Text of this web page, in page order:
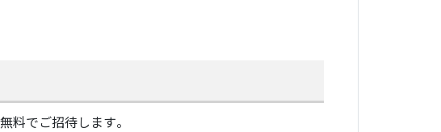
料でご招待します。